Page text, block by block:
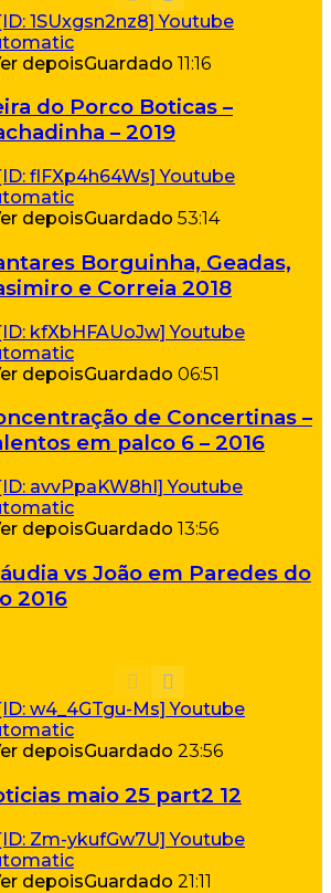
depoisGuardado 11:16
do Porco Boticas –
– 2019
depoisGuardado 53:14
Borguinha, Geadas,
e Correia 2018
depoisGuardado 06:51
de Concertinas –
em palco 6 – 2016
depoisGuardado 13:56
vs João em Paredes do
2016
depoisGuardado 23:56
maio 25 part2 12
depoisGuardado 21:11